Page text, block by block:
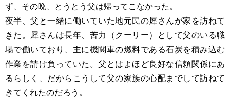
ず、その晩、とうとう父は帰ってこなかった。
夜半、父と一緒に働いていた地元民の犀さんが家を訪ねて
きた。犀さんは長年、苦力（クーリー）として父のいる職
場で働いており、主に機関車の燃料である石炭を積み込む
作業を請け負っていた。父とはよほど良好な信頼関係にあ
るらしく、だからこうして父の家族の心配までして訪ねて
きてくれたのだろう。